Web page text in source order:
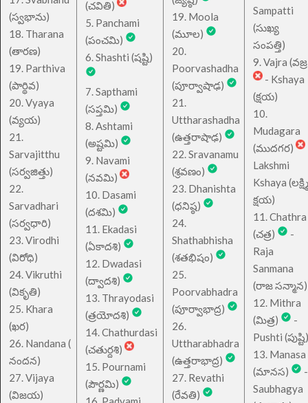
(స్వభాను)
18. Tharana
(తారణ)
19. Parthiva
(పార్థివ)
20. Vyaya
(వ్యయ)
21.
Sarvajitthu
(సర్వజిత్తు)
22.
Sarvadhari
(సర్వధారి)
23. Virodhi
(విరోధి)
24. Vikruthi
(వికృతి)
25. Khara
(ఖర)
26. Nandana (
నందన)
27. Vijaya
(విజయ)
(చవితి)
5. Panchami
(పంచమి)
6. Shashti (షష్టి)
7. Sapthami
(సప్తమి)
8. Ashtami
(అష్టమి)
9. Navami
(నవమి)
10. Dasami
(దశమి)
11. Ekadasi
(ఏకాదశి)
12. Dwadasi
(ద్వాదశి)
13. Thrayodasi
(త్రయోదశి)
14. Chathurdasi
(చతుర్దశి)
15. Pournami
(పౌర్ణమి)
19. Moola
(మూల)
20.
Poorvashadha
(పూర్వాషాఢ)
21.
Uttharashadha
(ఉత్తరాషాఢ)
22. Sravanamu
(శ్రవణం)
23. Dhanishta
(ధనిష్ఠ)
24.
Shathabhisha
(శతభిషం)
25.
Poorvabhadra
(పూర్వాభాద్ర)
26.
Uttharabhadra
(ఉత్తరాభాద్ర)
27. Revathi
(రేవతి)
Sampatti
(సుఖ్య
సంపత్తి)
9. Vajra
- Kshaya
(క్షయ)
10.
Mudagara
(ముదగర)
Lakshmi
Kshaya (లక్ష్మి
క్షయ)
11. Chathra
(చత్ర)
-
Raja
Sanmana
(రాజ సన్మాన)
12. Mithra
(మిత్ర)
-
Pushti (పుష్టి)
13. Manasa
(మానస)
-
Saubhagya